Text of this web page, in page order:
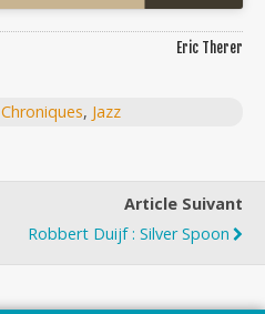
Eric Therer
Chroniques, Jazz
Article Suivant
Robbert Duijf : Silver Spoon